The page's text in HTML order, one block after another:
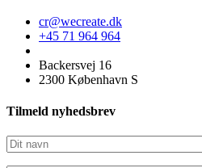
cr@wecreate.dk
+45 71 964 964
Backersvej 16
2300 København S
Tilmeld nyhedsbrev